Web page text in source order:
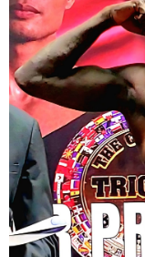
Và biết đâu anh ấy
Chúng ta sẽ có câu trả